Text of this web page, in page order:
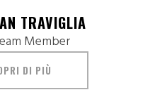
TRAVIGLIA
Member
DI PIÙ